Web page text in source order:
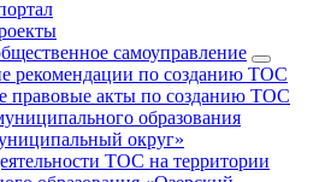
самоуправление
рекомендации по созданию ТОС
правовые акты по созданию ТОС
образования
округ»
ТОС на территории